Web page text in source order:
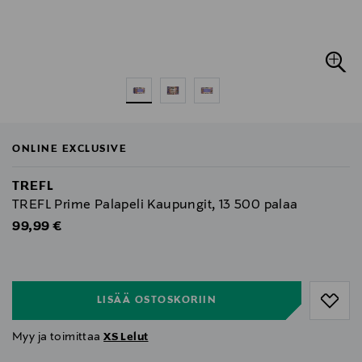
ONLINE EXCLUSIVE
TREFL
TREFL Prime Palapeli Kaupungit, 13 500 palaa
Original Price
99,99 €
LISÄÄ OSTOSKORIIN
Myy ja toimittaaXS Lelut